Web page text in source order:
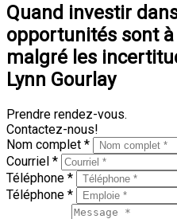
Quand investir
opportunités sont
malgré les
Lynn Gourlay
Prendre rendez-vous.
Contactez-nous!
Nom complet *
Courriel *
Téléphone *
Téléphone *